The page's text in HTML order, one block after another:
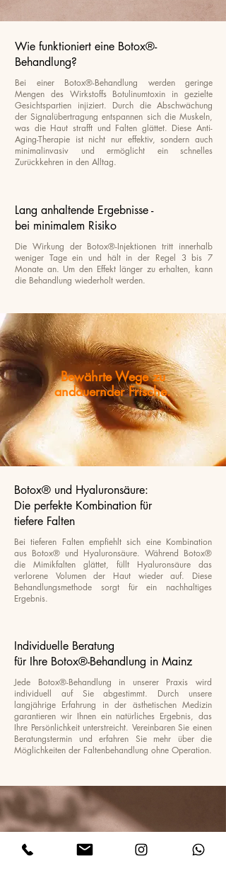
Wie funktioniert eine Botox®-
Behandlung?
Bei einer Botox®-Behandlung werden geringe
Mengen des Wirkstoffs Botulinumtoxin in gezielte
Gesichtspartien injiziert. Durch die Abschwächung
der Signalübertragung entspannen sich die Muskeln,
was die Haut strafft und Falten glättet. Diese Anti-
Aging-Therapie ist nicht nur effektiv, sondern auch
minimalinvasiv und ermöglicht ein schnelles
Zurückkehren in den Alltag.
Lang anhaltende Ergebnisse -
bei minimalem Risiko
Die Wirkung der Botox®-Injektionen tritt innerhalb
weniger Tage ein und hält in der Regel 3 bis 7
Monate an. Um den Effekt länger zu erhalten, kann
die Behandlung wiederholt werden.
Bewährte Wege zu
andauernder Frische.
Botox® und Hyaluronsäure:
Die perfekte Kombination für
tiefere Falten
Bei tieferen Falten empfiehlt sich eine Kombination
aus Botox® und Hyaluronsäure. Während Botox®
die Mimikfalten glättet, füllt Hyaluronsäure das
verlorene Volumen der Haut wieder auf. Diese
Behandlungsmethode sorgt für ein nachhaltiges
Ergebnis.
Individuelle Beratung
für Ihre Botox®-Behandlung in Mainz
Jede Botox®-Behandlung in unserer Praxis wird
individuell auf Sie abgestimmt. Durch unsere
langjährige Erfahrung in der ästhetischen Medizin
garantieren wir Ihnen ein natürliches Ergebnis, das
Ihre Persönlichkeit unterstreicht. Vereinbaren Sie einen
Beratungstermin und erfahren Sie mehr über die
Möglichkeiten der Faltenbehandlung ohne Operation.
Auf dem Laufenden bleiben.